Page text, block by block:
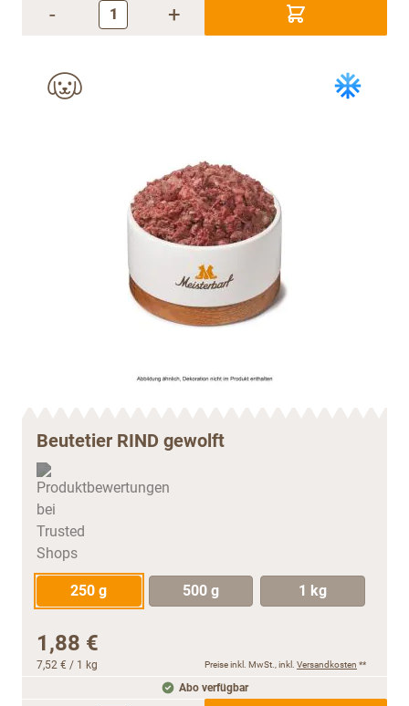
- +
Beutetier RIND gewolft
250 g 500 g 1 kg
1,88 €
7,52 € / 1 kg Preise inkl. MwSt., inkl. Versandkosten **
Abo verfügbar